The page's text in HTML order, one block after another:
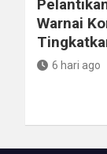
Warnai
6 hari ago